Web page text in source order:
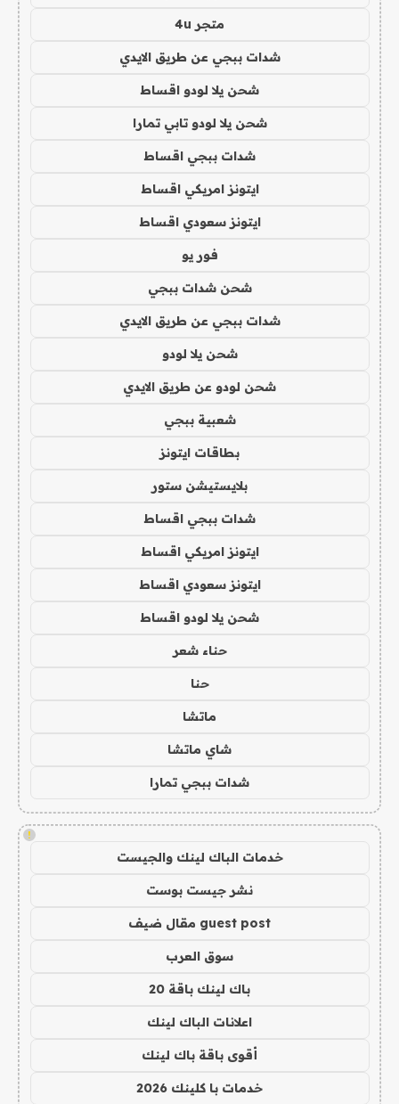
متجر 4u
شدات ببجي عن طريق الايدي
شحن يلا لودو اقساط
شحن يلا لودو تابي تمارا
شدات ببجي اقساط
ايتونز امريكي اقساط
ايتونز سعودي اقساط
فور يو
شحن شدات ببجي
شدات ببجي عن طريق الايدي
شحن يلا لودو
شحن لودو عن طريق الايدي
شعبية ببجي
بطاقات ايتونز
بلايستيشن ستور
شدات ببجي اقساط
ايتونز امريكي اقساط
ايتونز سعودي اقساط
شحن يلا لودو اقساط
حناء شعر
حنا
ماتشا
شاي ماتشا
شدات ببجي تمارا
!
خدمات الباك لينك والجيست
نشر جيست بوست
guest post مقال ضيف
سوق العرب
باك لينك باقة 20
اعلانات الباك لينك
أقوى باقة باك لينك
خدمات با كلينك 2026